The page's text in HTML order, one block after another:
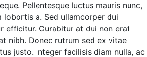
Pellentesque luctus mauris nunc,
lobortis a. Sed ullamcorper dui
efficitur. Curabitur at dui non erat
nibh. Donec rutrum sed ex vitae
justo. Integer facilisis diam nulla, ac